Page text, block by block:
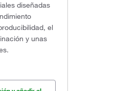
diseñadas
el
y unas